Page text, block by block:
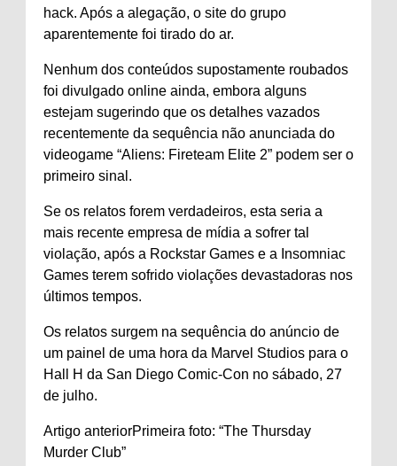
hack. Após a alegação, o site do grupo
aparentemente foi tirado do ar.
Nenhum dos conteúdos supostamente roubados
foi divulgado online ainda, embora alguns
estejam sugerindo que os detalhes vazados
recentemente da sequência não anunciada do
videogame “Aliens: Fireteam Elite 2” podem ser o
primeiro sinal.
Se os relatos forem verdadeiros, esta seria a
mais recente empresa de mídia a sofrer tal
violação, após a Rockstar Games e a Insomniac
Games terem sofrido violações devastadoras nos
últimos tempos.
Os relatos surgem na sequência do anúncio de
um painel de uma hora da Marvel Studios para o
Hall H da San Diego Comic-Con no sábado, 27
de julho.
Artigo anteriorPrimeira foto: “The Thursday
Murder Club”